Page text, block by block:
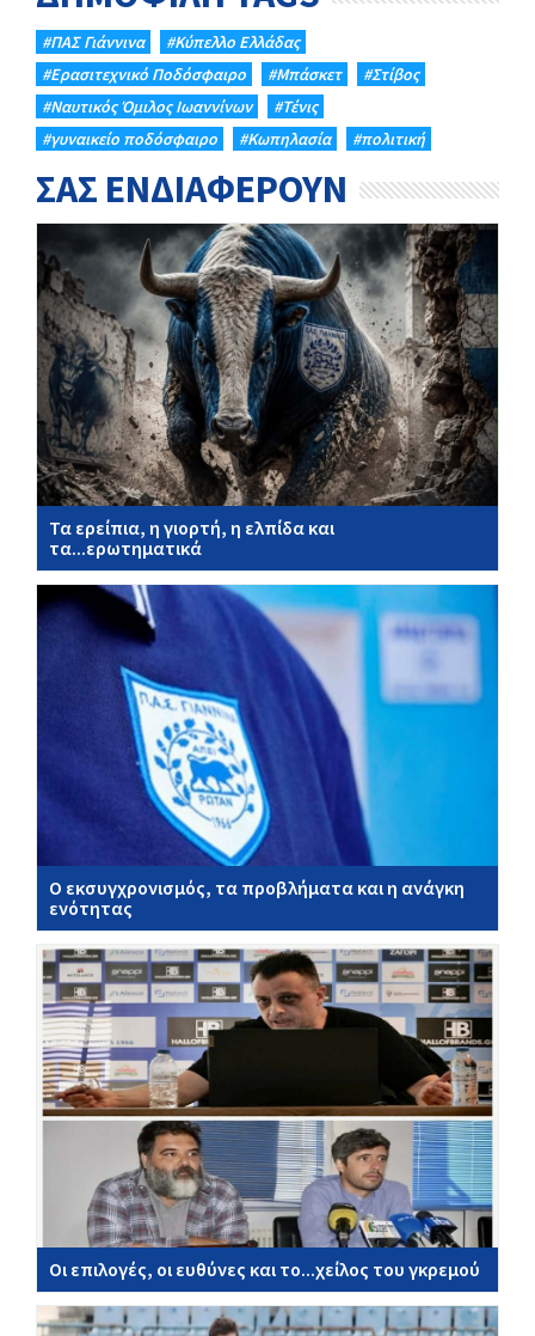
#ΠΑΣ Γιάννινα
#Κύπελλο Ελλάδας
#Eρασιτεχνικό Ποδόσφαιρο
#Μπάσκετ
#Στίβος
#Ναυτικός Όμιλος Ιωαννίνων
#Τένις
#γυναικείο ποδόσφαιρο
#Κωπηλασία #πολιτική
ΣΑΣ ΕΝΔΙΑΦΕΡΟΥΝ
Τα ερείπια, η γιορτή, η ελπίδα και
τα...ερωτηματικά
Ο εκσυγχρονισμός, τα προβλήματα και η ανάγκη
ενότητας
Οι επιλογές, οι ευθύνες και το...χείλος του γκρεμού